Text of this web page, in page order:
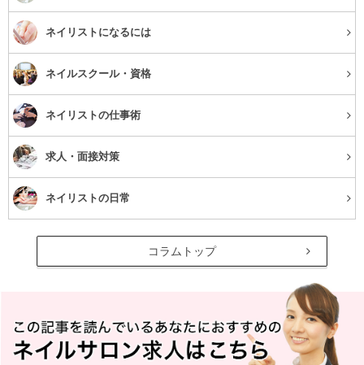
ネイリストになるには
ネイルスクール・資格
ネイリストの仕事術
求人・面接対策
ネイリストの日常
コラムトップ